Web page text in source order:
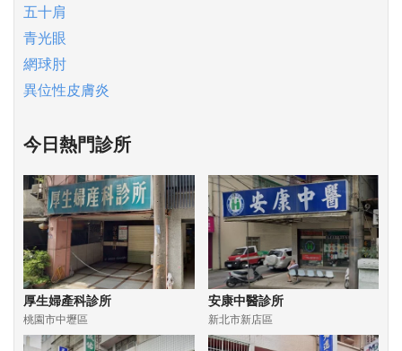
五十肩
青光眼
網球肘
異位性皮膚炎
今日熱門診所
厚生婦產科診所
桃園市中壢區
安康中醫診所
新北市新店區